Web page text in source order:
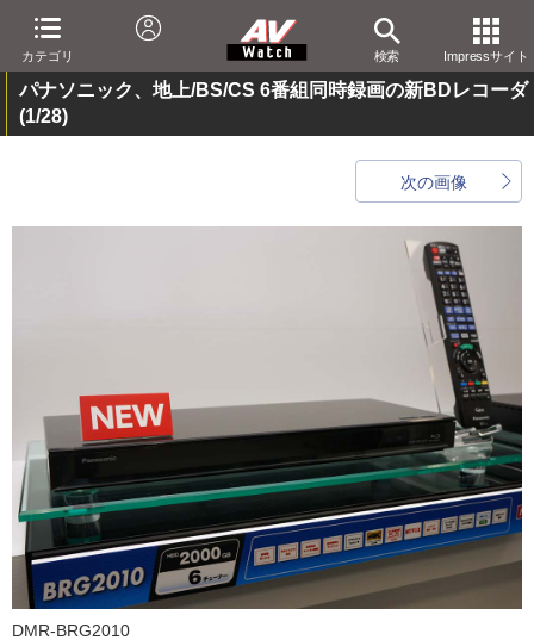
カテゴリ 検索 Impressサイト
パナソニック、地上/BS/CS 6番組同時録画の新BDレコーダ
(1/28)
次の画像
DMR-BRG2010